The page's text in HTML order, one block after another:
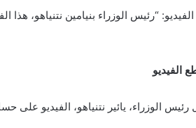
“رئيس الوزراء بنيامين نتنياهو، هذا
الفيديو
الوزراء، يائير نتنياهو، الفيديو على